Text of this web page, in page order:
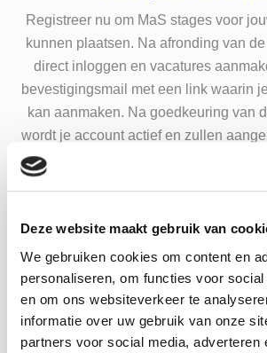
Deze website maakt gebruik van
We gebruiken cookies om content en
personaliseren, om functies voor
en om ons websiteverkeer te
informatie over uw gebruik van onze
partners voor social media, adverteren
Registreer nu om MaS stages voor
kunnen plaatsen. Na afronding van
direct inloggen en vacatures
bevestigingsmail met een link waarin
kan aanmaken. Na goedkeuring van
wordt je account actief en zullen
zichtbaar worden op de
Naam organisatie *
E-